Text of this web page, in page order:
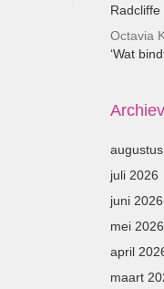
Radcliffe
Octavia
‘Wat
juli 2026
juni 2026
mei 2026
april
maart